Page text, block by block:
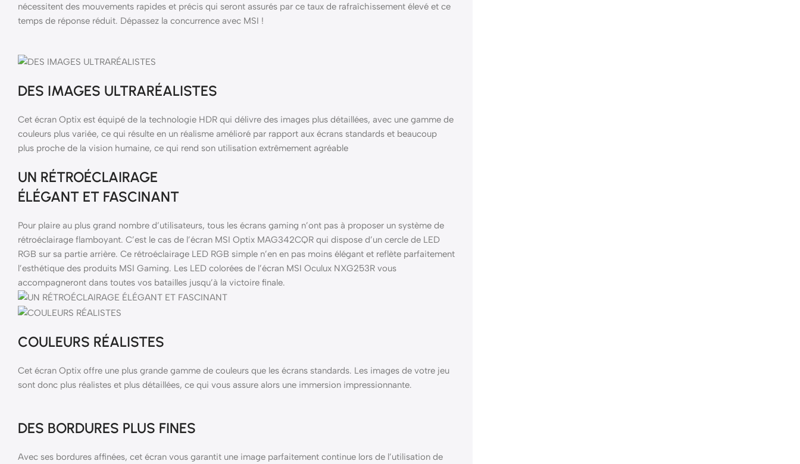
nécessitent des mouvements rapides et précis qui seront assurés par ce taux de rafraîchissement élevé et ce
temps de réponse réduit. Dépassez la concurrence avec MSI !
DES IMAGES ULTRARÉALISTES
Cet écran Optix est équipé de la technologie HDR qui délivre des images plus détaillées, avec une gamme de
couleurs plus variée, ce qui résulte en un réalisme amélioré par rapport aux écrans standards et beaucoup
plus proche de la vision humaine, ce qui rend son utilisation extrêmement agréable
UN RÉTROÉCLAIRAGE
ÉLÉGANT ET FASCINANT
Pour plaire au plus grand nombre d’utilisateurs, tous les écrans gaming n’ont pas à proposer un système de
rétroéclairage flamboyant. C’est le cas de l’écran MSI Optix MAG342CQR qui dispose d’un cercle de LED
RGB sur sa partie arrière. Ce rétroéclairage LED RGB simple n’en en pas moins élégant et reflète parfaitement
l’esthétique des produits MSI Gaming. Les LED colorées de l’écran MSI Oculux NXG253R vous
accompagneront dans toutes vos batailles jusqu’à la victoire finale.
COULEURS RÉALISTES
Cet écran Optix offre une plus grande gamme de couleurs que les écrans standards. Les images de votre jeu
sont donc plus réalistes et plus détaillées, ce qui vous assure alors une immersion impressionnante.
DES BORDURES PLUS FINES
Avec ses bordures affinées, cet écran vous garantit une image parfaitement continue lors de l’utilisation de